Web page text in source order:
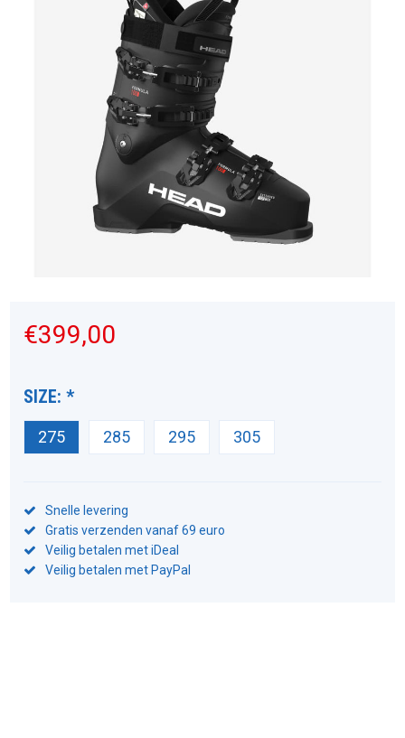
€399,00
SIZE:*
275 285 295 305
Snelle levering
Gratis verzenden vanaf 69 euro
Veilig betalen met iDeal
Veilig betalen met PayPal